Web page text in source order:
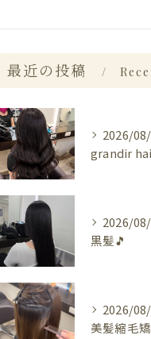
最近の投稿
2026/
grandir
2026/
黒髪🎵
2026/
美髪縮毛